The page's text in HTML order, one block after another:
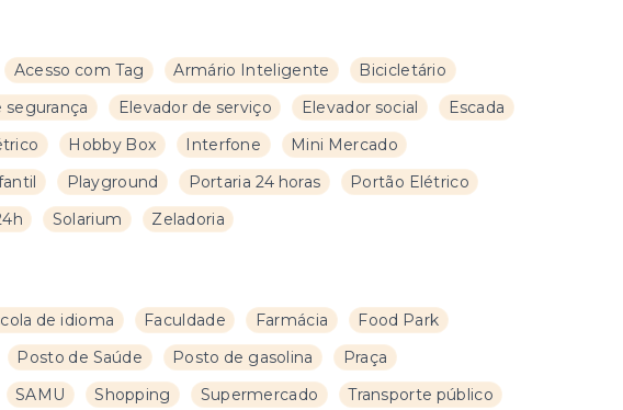
Acesso com Tag Armário Inteligente
Bicicletário
segurança Elevador de serviço Elevador social
Escada
Hobby Box Interfone
Mini Mercado
Playground Portaria 24 horas
Portão Elétrico
Solarium Zeladoria
de idioma Faculdade Farmácia
Food Park
Posto de Saúde Posto de gasolina
Praça
SAMU Shopping Supermercado
Transporte público